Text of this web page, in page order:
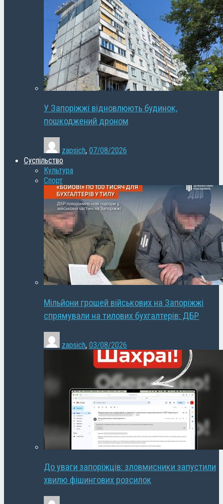
У Запоріжжі відновлюють будинок,
пошкоджений дроном
zapsich, 07/08/2026
Суспільство
Культура
Спорт
Мільйони грошей військових на Запоріжжі
спрямували на тилових бухгалтерів: ДБР
zapsich, 03/08/2026
До уваги запоріжців: зловмисники запустили
хвилю фішингових розсилок